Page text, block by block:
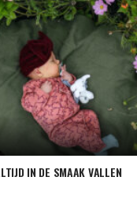
IN DE SMAAK VALLEN